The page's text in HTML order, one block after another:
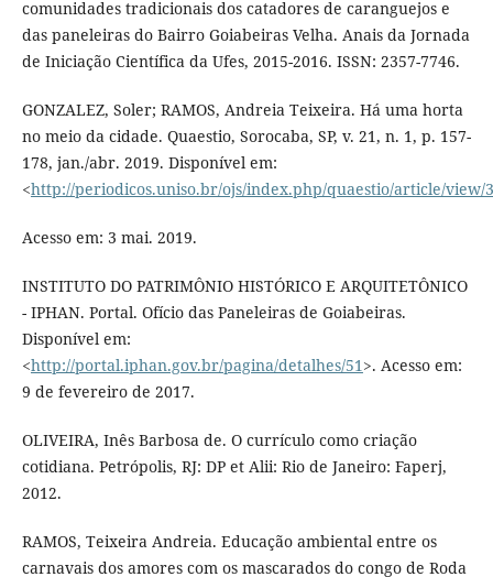
comunidades tradicionais dos catadores de caranguejos e
das paneleiras do Bairro Goiabeiras Velha. Anais da Jornada
de Iniciação Científica da Ufes, 2015-2016. ISSN: 2357-7746.
GONZALEZ, Soler; RAMOS, Andreia Teixeira. Há uma horta
no meio da cidade. Quaestio, Sorocaba, SP, v. 21, n. 1, p. 157-
178, jan./abr. 2019. Disponível em:
<http://periodicos.uniso.br/ojs/index.php/quaestio/article/view/
Acesso em: 3 mai. 2019.
INSTITUTO DO PATRIMÔNIO HISTÓRICO E ARQUITETÔNICO
- IPHAN. Portal. Ofício das Paneleiras de Goiabeiras.
Disponível em:
<http://portal.iphan.gov.br/pagina/detalhes/51>. Acesso em:
9 de fevereiro de 2017.
OLIVEIRA, Inês Barbosa de. O currículo como criação
cotidiana. Petrópolis, RJ: DP et Alii: Rio de Janeiro: Faperj,
2012.
RAMOS, Teixeira Andreia. Educação ambiental entre os
carnavais dos amores com os mascarados do congo de Roda